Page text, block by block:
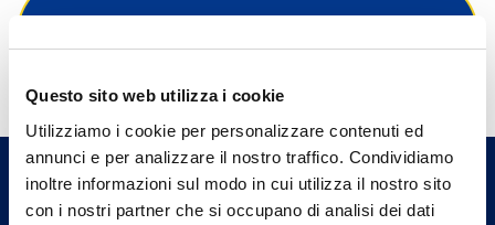
Questo sito web utilizza i cookie
Utilizziamo i cookie per personalizzare contenuti ed
annunci e per analizzare il nostro traffico. Condividiamo
inoltre informazioni sul modo in cui utilizza il nostro sito
con i nostri partner che si occupano di analisi dei dati
Hai bisogno di
informazioni?
Trova l'Agenzia più vicina a te e parla con
un nostro Agente.
Contattaci